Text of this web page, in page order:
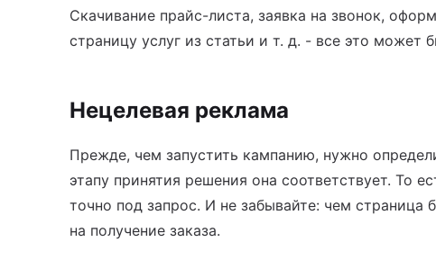
Скачивание прайс-листа, заявка на звонок,
страницу услуг из статьи и т. д. - все это может
Нецелевая реклама
Прежде, чем запустить кампанию, нужно
этапу принятия решения она соответствует. То
точно под запрос. И не забывайте: чем страница
на получение заказа.